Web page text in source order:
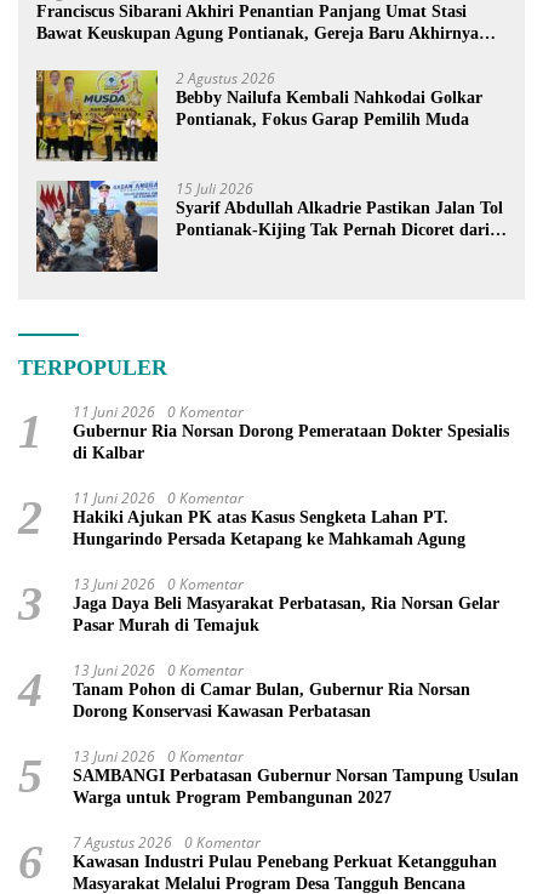
Franciscus Sibarani Akhiri Penantian Panjang Umat Stasi
Bawat Keuskupan Agung Pontianak, Gereja Baru Akhirnya
2 Agustus 2026
Bebby Nailufa Kembali Nahkodai Golkar
Pontianak, Fokus Garap Pemilih Muda
15 Juli 2026
Syarif Abdullah Alkadrie Pastikan Jalan Tol
Pontianak-Kijing Tak Pernah Dicoret dari
TERPOPULER
1 11 Juni 2026 0 Komentar
Gubernur Ria Norsan Dorong Pemerataan Dokter Spesialis
di Kalbar
2 11 Juni 2026 0 Komentar
Hakiki Ajukan PK atas Kasus Sengketa Lahan PT.
Hungarindo Persada Ketapang ke Mahkamah Agung
3 13 Juni 2026 0 Komentar
Jaga Daya Beli Masyarakat Perbatasan, Ria Norsan Gelar
Pasar Murah di Temajuk
4 13 Juni 2026 0 Komentar
Tanam Pohon di Camar Bulan, Gubernur Ria Norsan
Dorong Konservasi Kawasan Perbatasan
5 13 Juni 2026 0 Komentar
SAMBANGI Perbatasan Gubernur Norsan Tampung Usulan
Warga untuk Program Pembangunan 2027
6 7 Agustus 2026 0 Komentar
Kawasan Industri Pulau Penebang Perkuat Ketangguhan
Masyarakat Melalui Program Desa Tangguh Bencana